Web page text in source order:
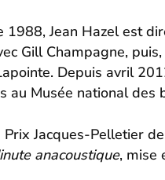
1988, Jean Hazel est
Gill Champagne,
Depuis avril
au Musée national des
Prix Jacques-Pelletier
anacoustique, mise